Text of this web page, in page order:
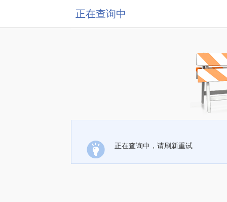
正在查询中
正在查询中，请刷新重试